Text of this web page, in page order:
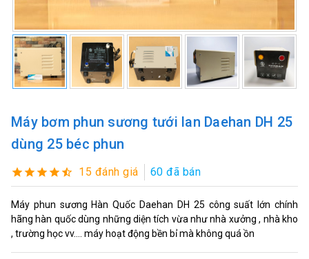
Máy bơm phun sương tưới lan Daehan DH 25
dùng 25 béc phun
15 đánh giá 60 đã bán
Máy phun sương Hàn Quốc Daehan DH 25 công suất lớn chính
hãng hàn quốc dùng những diện tích vừa như nhà xưởng , nhà kho
, trường học vv.... máy hoạt động bền bỉ mà không quá ồn